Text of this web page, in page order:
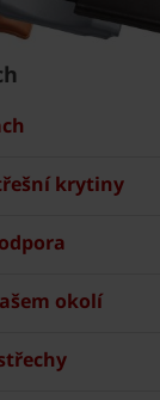
krytiny
okolí